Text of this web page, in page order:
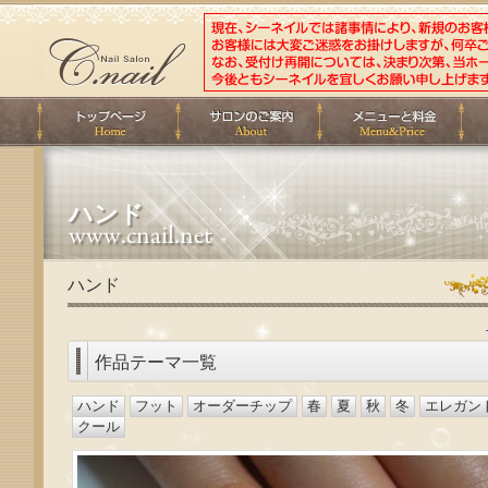
ハンド
ハンド
作品テーマ一覧
ハンド フット オーダーチップ 春 夏 秋 冬
エレガン
クール